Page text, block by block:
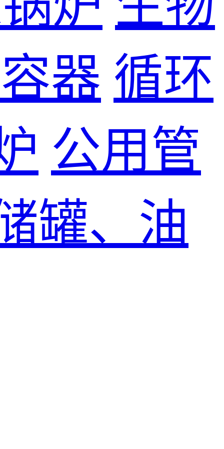
器 循环
公用管
罐、油